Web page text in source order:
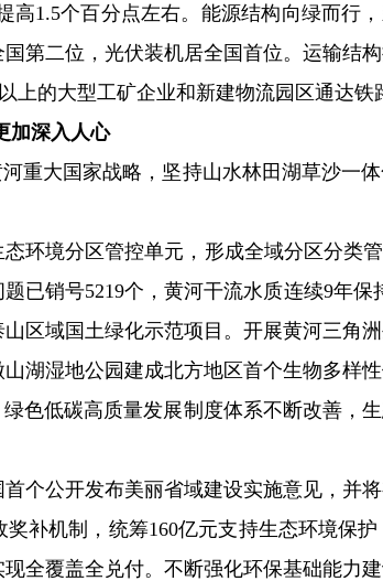
高1.5个百分点左右。能源结构向绿而行
第二位，光伏装机居全国首位。运输结
上的大型工矿企业和新建物流园区通达铁
加深入人心
大国家战略，坚持山水林田湖草沙一
环境分区管控单元，形成全域分区分类
已销号5219个，黄河干流水质连续9年
区域国土绿化示范项目。开展黄河三角
湖湿地公园建成北方地区首个生物多样
低碳高质量发展制度体系不断改善，
个公开发布美丽省域建设实施意见，并
补机制，统筹160亿元支持生态环境保
全覆盖全兑付。不断强化环保基础能力